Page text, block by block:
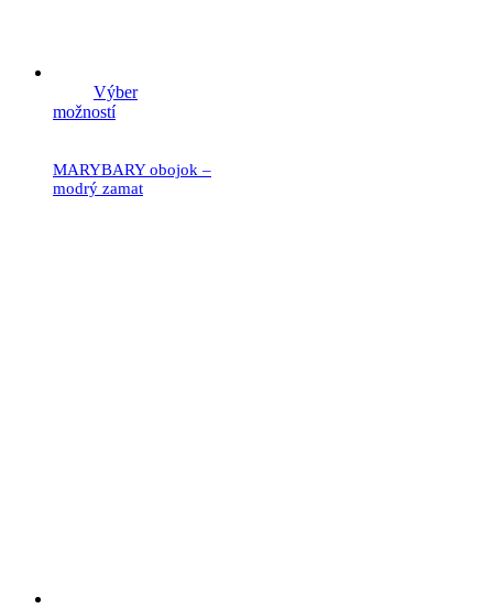
Výber
možností
MARYBARY obojok –
modrý zamat